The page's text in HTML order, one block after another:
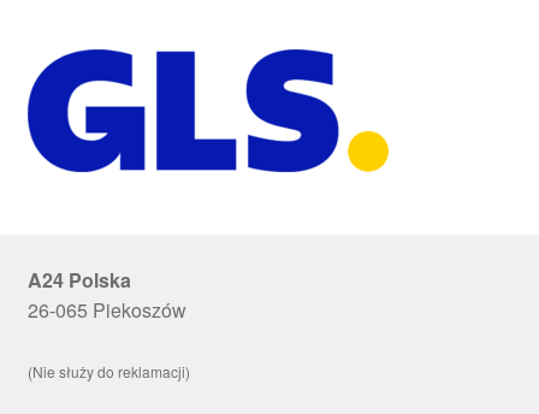
A24 Polska
26-065 Piekoszów
(Nie służy do reklamacji)